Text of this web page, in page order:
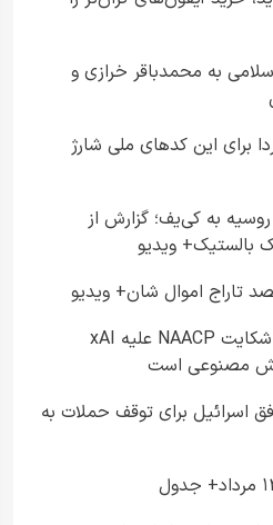
به محمدباقر خرازی و
مرداد ۱۴۰۵ از فردا برای این کدهای ملی شارژ
به کی‌یف؛ گزارش از
تاراج اموال شان+ ویدیو
وزارت دادگستری آمریکا: شکایت NAACP علیه xAI
مصنوعی است
اسرائیل برای توقف حملات به